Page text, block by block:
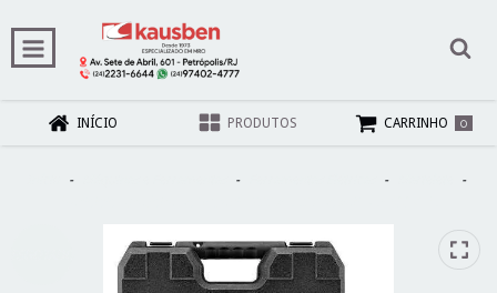
INÍCIO PRODUTOS CARRINHO 0
- - -
-